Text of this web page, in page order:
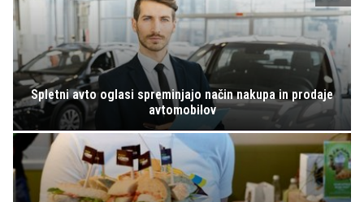
Spletni avto oglasi spreminjajo način nakupa in prodaje
avtomobilov